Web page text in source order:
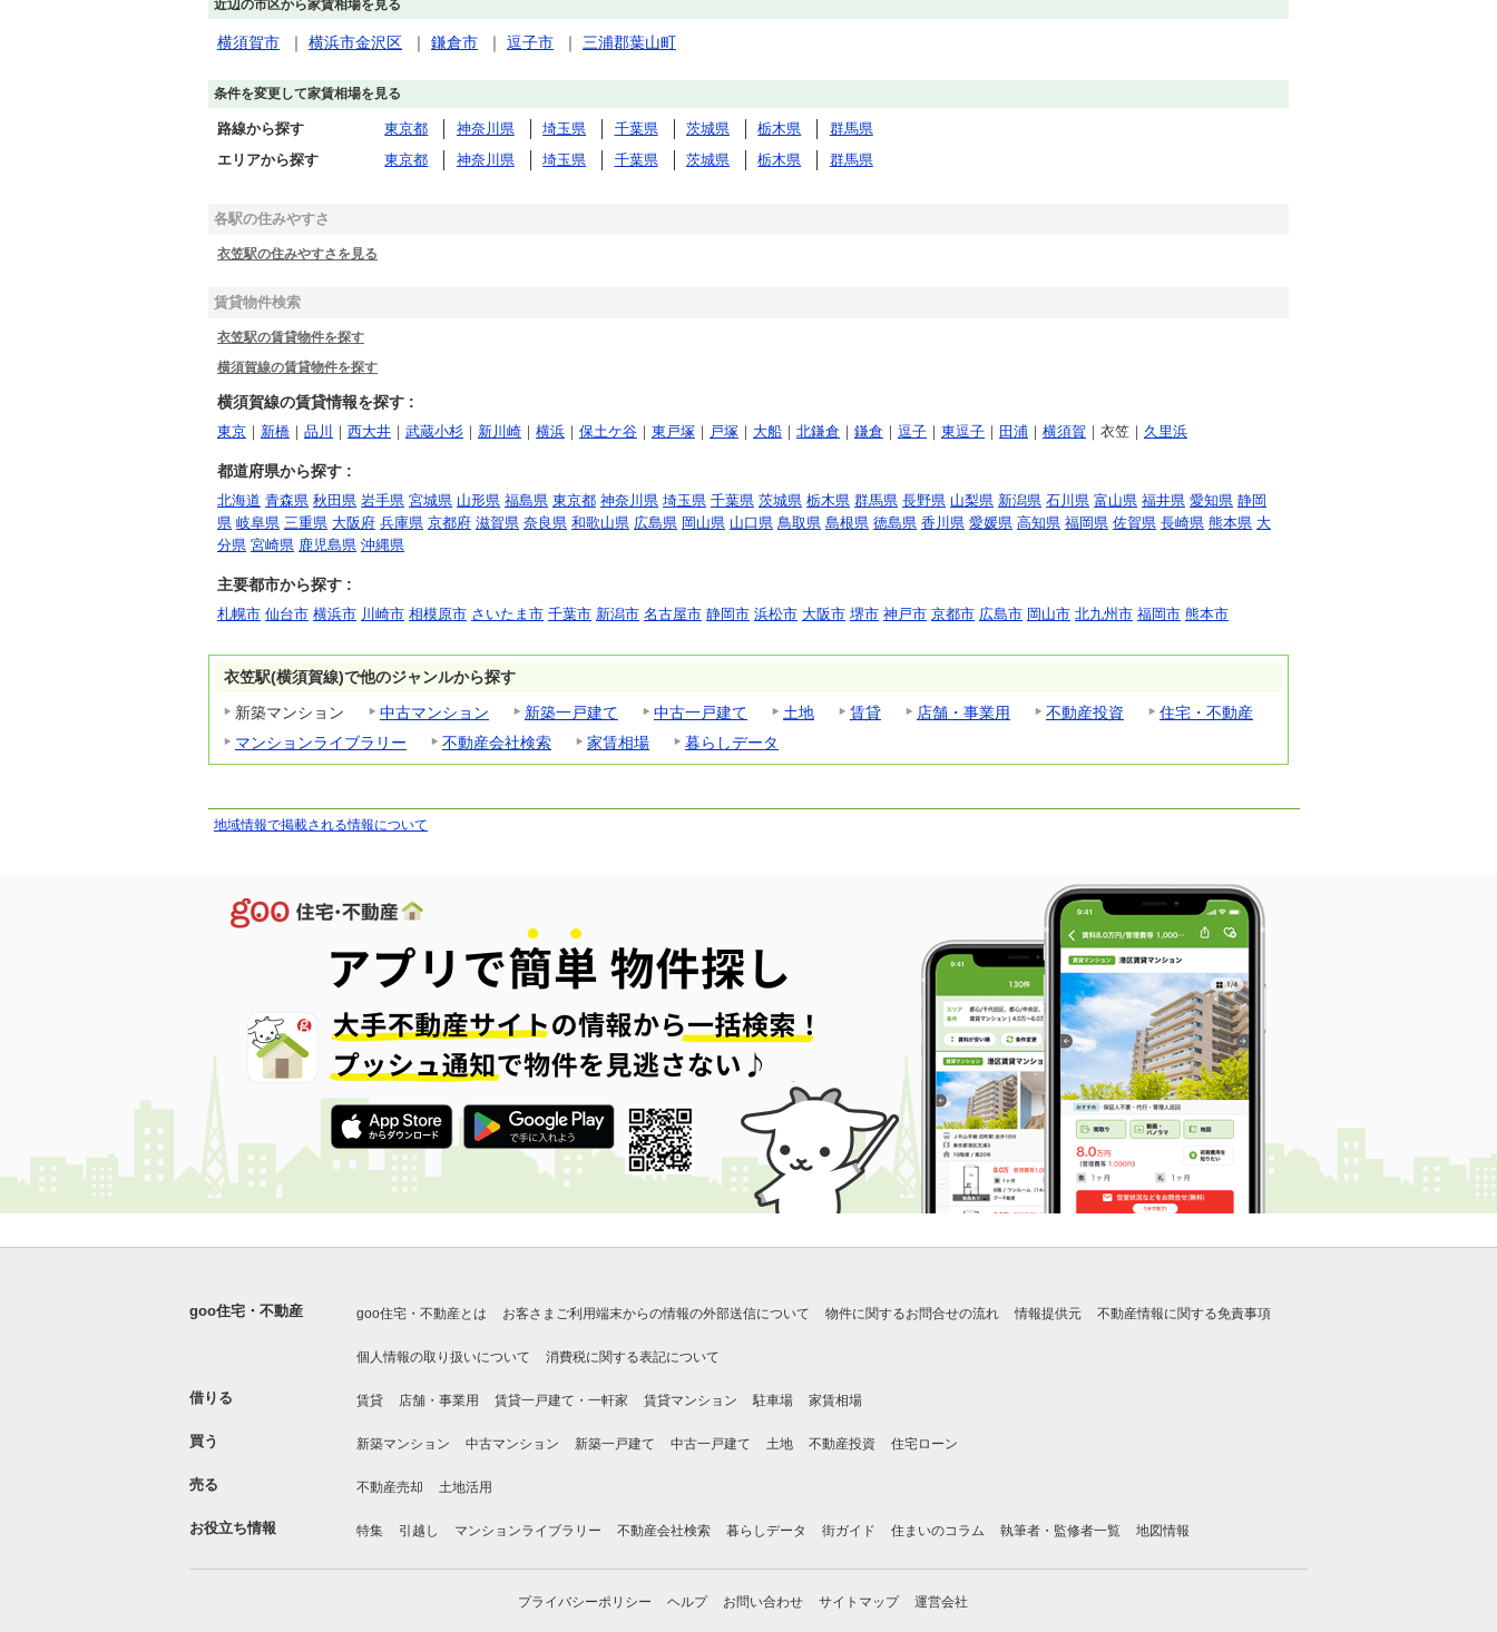
近辺の市区から家賃相場を見る
横須賀市 ｜ 横浜市金沢区 ｜ 鎌倉市 ｜ 逗子市 ｜ 三浦郡葉山町
条件を変更して家賃相場を見る
路線から探す 東京都 神奈川県 埼玉県 千葉県 茨城県 栃木県
群馬県
エリアから探す
東京都 神奈川県 埼玉県 千葉県 茨城県 栃木県 群馬県
各駅の住みやすさ
衣笠駅の住みやすさを見る
賃貸物件検索
衣笠駅の賃貸物件を探す
横須賀線の賃貸物件を探す
横須賀線の賃貸情報を探す :
東京 ｜ 新橋 ｜ 品川 ｜ 西大井 ｜ 武蔵小杉 ｜ 新川崎 ｜ 横浜 ｜ 保土ケ谷 ｜ 東戸塚 ｜ 戸塚 ｜ 大船 ｜ 北鎌倉 ｜ 鎌倉 ｜ 逗子 ｜ 東逗子 ｜ 田浦 ｜ 横須賀 ｜衣笠｜ 久里浜
都道府県から探す :
北海道 青森県 秋田県 岩手県 宮城県 山形県 福島県 東京都 神奈川県 埼玉県 千葉県 茨城県 栃木県 群馬県 長野県 山梨県 新潟県 石川県 富山県 福井県 愛知県 静岡
県 岐阜県 三重県 大阪府 兵庫県 京都府 滋賀県 奈良県 和歌山県 広島県 岡山県 山口県 鳥取県 島根県 徳島県 香川県 愛媛県 高知県 福岡県 佐賀県 長崎県 熊本県 大
分県 宮崎県 鹿児島県 沖縄県
主要都市から探す :
札幌市 仙台市 横浜市 川崎市 相模原市 さいたま市 千葉市 新潟市 名古屋市 静岡市 浜松市 大阪市 堺市 神戸市 京都市 広島市 岡山市 北九州市 福岡市 熊本市
衣笠駅(横須賀線)で他のジャンルから探す
新築マンション
中古マンション 新築一戸建て 中古一戸建て 土地 賃貸 店舗・事業用 不動産投資
住宅・不動産
マンションライブラリー
不動産会社検索 家賃相場 暮らしデータ
地域情報で掲載される情報について
goo住宅・不動産 goo住宅・不動産とは お客さまご利用端末からの情報の外部送信について 物件に関するお問合せの流れ 情報提供元 不動産情報に関する免責事項
個人情報の取り扱いについて 消費税に関する表記について
借りる 賃貸 店舗・事業用 賃貸一戸建て・一軒家 賃貸マンション 駐車場 家賃相場
買う 新築マンション 中古マンション 新築一戸建て 中古一戸建て 土地 不動産投資 住宅ローン
売る 不動産売却 土地活用
お役立ち情報 特集 引越し マンションライブラリー 不動産会社検索 暮らしデータ 街ガイド 住まいのコラム 執筆者・監修者一覧 地図情報
プライバシーポリシー ヘルプ お問い合わせ サイトマップ 運営会社